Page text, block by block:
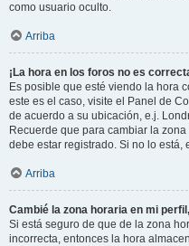
como usuario oculto.
Arriba
¡La hora en los foros no es
Es posible que esté viendo la hora
este es el caso, visite el Panel de
de acuerdo a su ubicación, e.j.
Recuerde que para cambiar la
debe estar registrado. Si no lo está,
Arriba
Cambié la zona horaria en mi
Si está seguro de que de la zona
incorrecta, entonces la hora